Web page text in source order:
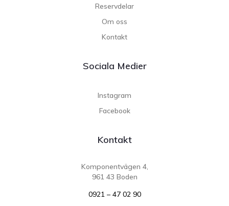
Reservdelar
Om oss
Kontakt
Sociala Medier
Instagram
Facebook
Kontakt
Komponentvägen 4,
961 43 Boden
0921 – 47 02 90